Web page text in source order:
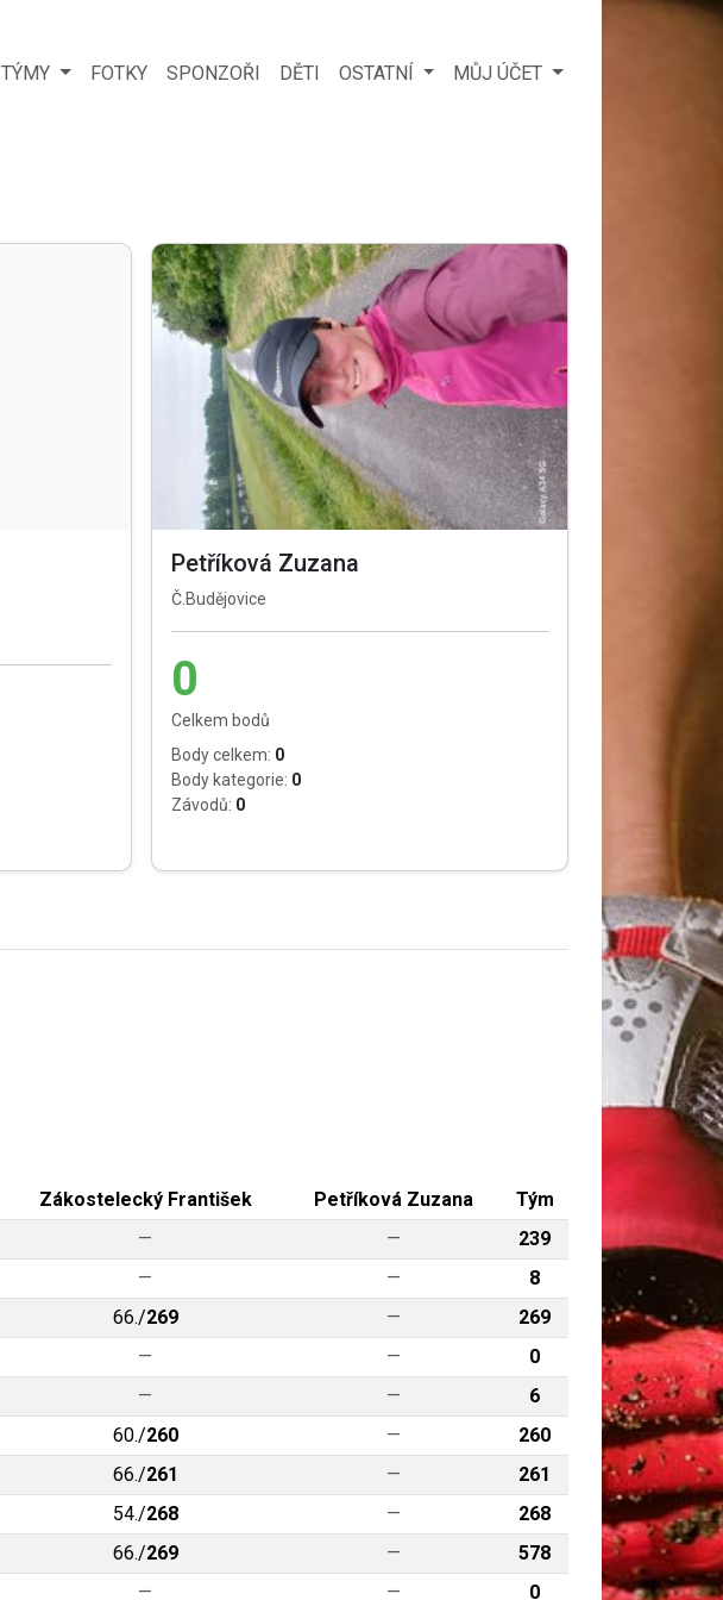
TÝMY FOTKY SPONZOŘI DĚTI OSTATNÍ MŮJ ÚČET
Petříková Zuzana
Č.Budějovice
0
Celkem bodů
Body celkem: 0
Body kategorie: 0
Závodů: 0
Zákostelecký František Petříková Zuzana
Tým
— —
239
— —
8
66./269 —
269
— —
0
— —
6
60./260 —
260
66./261 —
261
54./268 —
268
66./269 —
578
— — 0